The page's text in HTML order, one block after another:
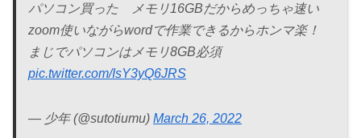
パソコン買った メモリ16GBだからめっちゃ速い
zoom使いながらwordで作業できるからホンマ楽！
まじでパソコンはメモリ8GB必須
pic.twitter.com/IsY3yQ6JRS
— 少年 (@sutotiumu) March 26, 2022